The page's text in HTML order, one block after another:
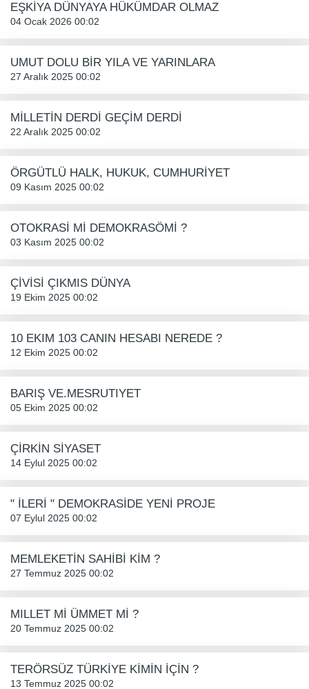
EŞKİYA DÜNYAYA HÜKÜMDAR OLMAZ
04 Ocak 2026 00:02
UMUT DOLU BİR YILA VE YARINLARA
27 Aralık 2025 00:02
MİLLETİN DERDİ GEÇİM DERDİ
22 Aralık 2025 00:02
ÖRGÜTLÜ HALK, HUKUK, CUMHURİYET
09 Kasım 2025 00:02
OTOKRASİ Mİ DEMOKRASÖMİ ?
03 Kasım 2025 00:02
ÇİVİSİ ÇIKMIS DÜNYA
19 Ekim 2025 00:02
10 EKIM 103 CANIN HESABI NEREDE ?
12 Ekim 2025 00:02
BARIŞ VE.MESRUTIYET
05 Ekim 2025 00:02
ÇİRKİN SİYASET
14 Eylul 2025 00:02
" İLERİ " DEMOKRASİDE YENİ PROJE
07 Eylul 2025 00:02
MEMLEKETİN SAHİBİ KİM ?
27 Temmuz 2025 00:02
MILLET Mİ ÜMMET Mİ ?
20 Temmuz 2025 00:02
TERÖRSÜZ TÜRKİYE KİMİN İÇİN ?
13 Temmuz 2025 00:02